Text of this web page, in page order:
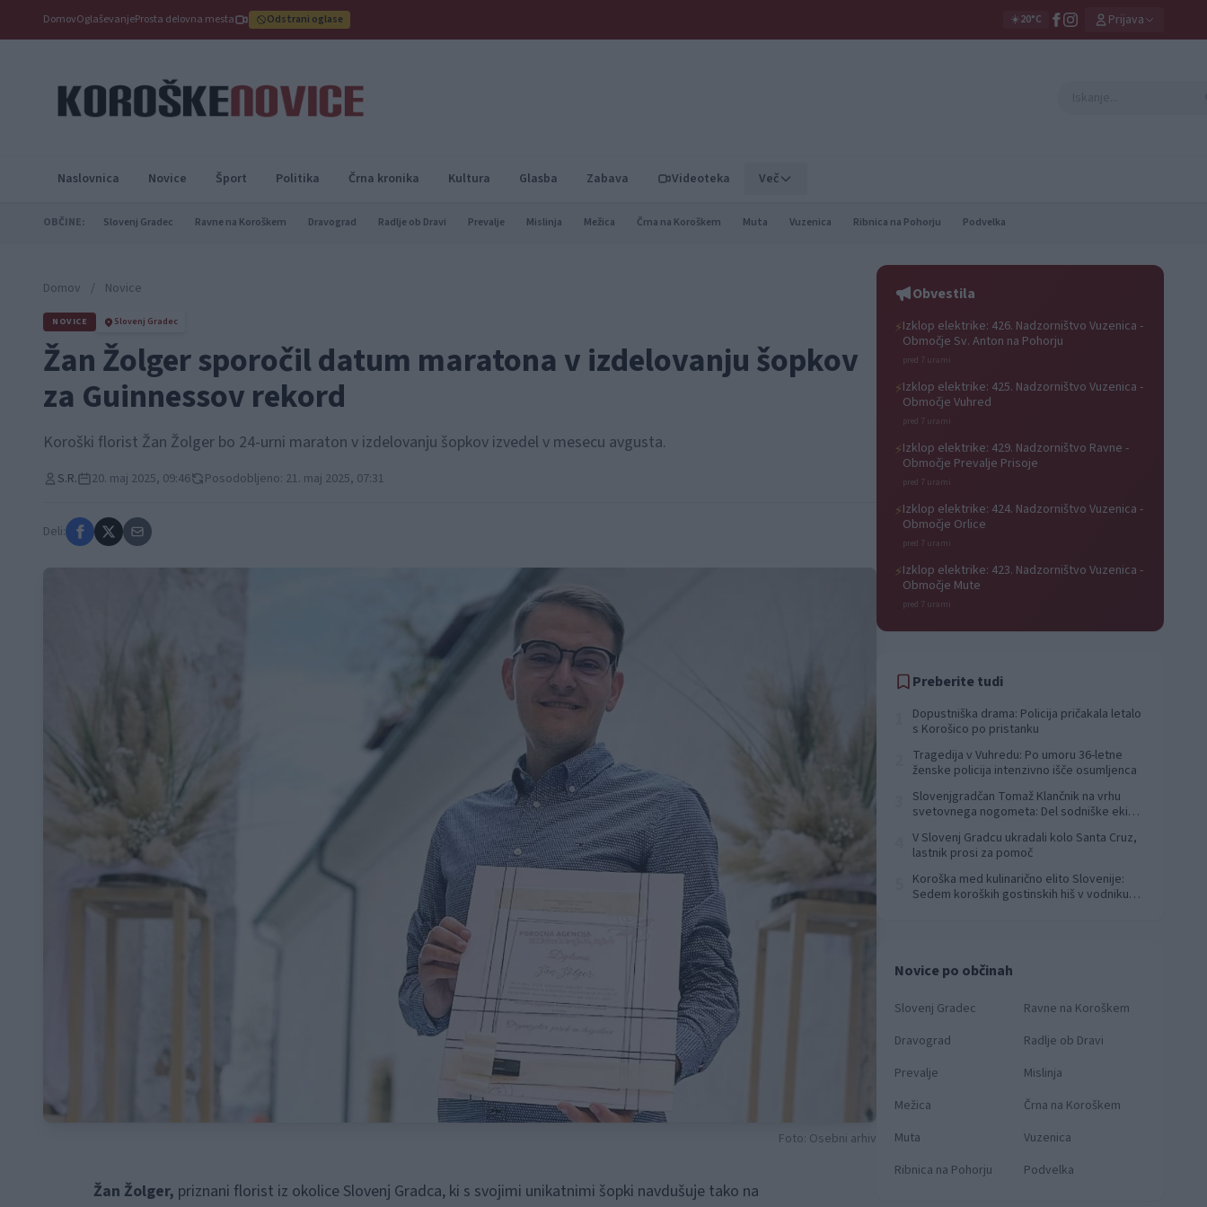
DomovOglaševanjeProsta delovna mesta Odstrani oglase ☀️20°C Prijava
Naslovnica Novice Šport Politika Črna kronika Kultura Glasba Zabava Videoteka Več
OBČINE: Slovenj Gradec Ravne na Koroškem Dravograd Radlje ob Dravi Prevalje Mislinja Mežica Črna na Koroškem Muta Vuzenica Ribnica na Pohorju Podvelka
Domov / Novice
NOVICE Slovenj Gradec
Žan Žolger sporočil datum maratona v izdelovanju šopkov
za Guinnessov rekord
Koroški florist Žan Žolger bo 24-urni maraton v izdelovanju šopkov izvedel v mesecu avgusta.
S.R. 20. maj 2025, 09:46 Posodobljeno: 21. maj 2025, 07:31
Deli:
Foto: Osebni arhiv
Žan Žolger, priznani florist iz okolice Slovenj Gradca, ki s svojimi unikatnimi šopki navdušuje tako na
Obvestila
⚡Izklop elektrike: 426. Nadzorništvo Vuzenica -
Območje Sv. Anton na Pohorju
pred 7 urami
⚡Izklop elektrike: 425. Nadzorništvo Vuzenica -
Območje Vuhred
pred 7 urami
⚡Izklop elektrike: 429. Nadzorništvo Ravne -
Območje Prevalje Prisoje
pred 7 urami
⚡Izklop elektrike: 424. Nadzorništvo Vuzenica -
Območje Orlice
pred 7 urami
⚡Izklop elektrike: 423. Nadzorništvo Vuzenica -
Območje Mute
pred 7 urami
Preberite tudi
Dopustniška drama: Policija pričakala letalo
s Korošico po pristanku
Tragedija v Vuhredu: Po umoru 36-letne
ženske policija intenzivno išče osumljenca
Slovenjgradčan Tomaž Klančnik na vrhu
svetovnega nogometa: Del sodniške ekipe
V Slovenj Gradcu ukradali kolo Santa Cruz,
lastnik prosi za pomoč
Koroška med kulinarično elito Slovenije:
Sedem koroških gostinskih hiš v vodniku
Novice po občinah
Slovenj Gradec
Ravne na Koroškem
Dravograd
Radlje ob Dravi
Prevalje
Mislinja
Mežica
Črna na Koroškem
Muta
Vuzenica
Ribnica na Pohorju
Podvelka